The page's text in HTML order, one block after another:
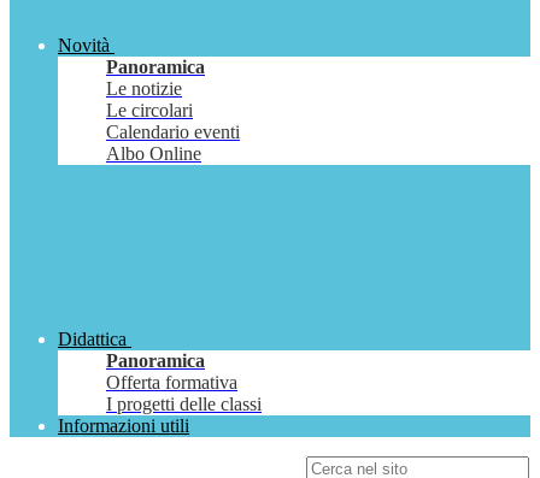
Novità
Panoramica
Le notizie
Le circolari
Calendario eventi
Albo Online
Didattica
Panoramica
Offerta formativa
I progetti delle classi
Informazioni utili